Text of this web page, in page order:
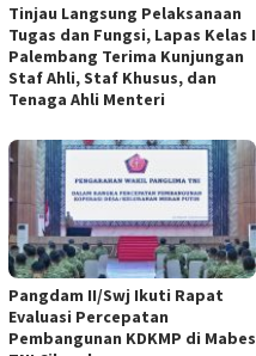
Tinjau Langsung Pelaksanaan
Tugas dan Fungsi, Lapas Kelas I
Palembang Terima Kunjungan
Staf Ahli, Staf Khusus, dan
Tenaga Ahli Menteri
Pangdam II/Swj Ikuti Rapat
Evaluasi Percepatan
Pembangunan KDKMP di Mabes